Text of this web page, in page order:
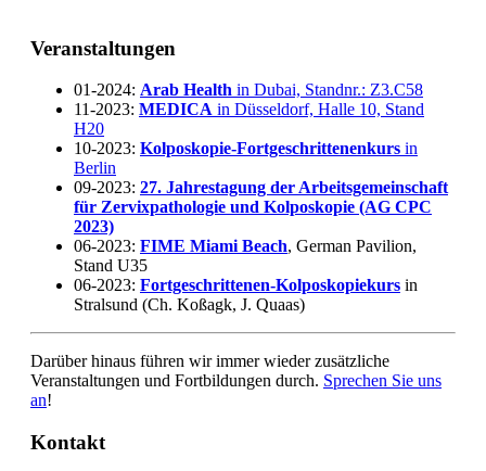
Veranstaltungen
01-2024: Arab Health in Dubai, Standnr.: Z3.C58
11-2023: MEDICA in Düsseldorf, Halle 10, Stand
H20
10-2023: Kolposkopie-Fortgeschrittenenkurs in
Berlin
09-2023: 27. Jahrestagung der Arbeitsgemeinschaft
für Zervixpathologie und Kolposkopie (AG CPC
2023)
06-2023: FIME Miami Beach, German Pavilion,
Stand U35
06-2023: Fortgeschrittenen-Kolposkopiekurs in
Stralsund (Ch. Koßagk, J. Quaas)
Darüber hinaus führen wir immer wieder zusätzliche
Veranstaltungen und Fortbildungen durch. Sprechen Sie uns
an!
Kontakt